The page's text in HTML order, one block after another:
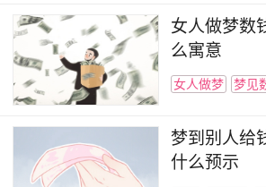
梦见手机
梦见钱包 梦见自行车
梦见鸡蛋
梦见车 梦见窗帘
梦见玻璃
梦见鞋 梦见棺材 梦
女人做梦数
么寓意
女人做梦 梦见
梦到别人给
什么预示